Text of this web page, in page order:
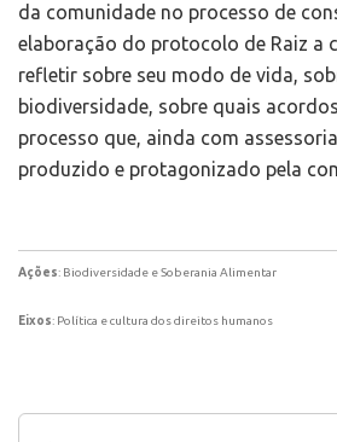
da comunidade no processo de
elaboração do protocolo de Raiz a
refletir sobre seu modo de vida,
biodiversidade, sobre quais
processo que, ainda com
produzido e protagonizado pela
Ações: Biodiversidade e Soberania Alimentar
Eixos: Política e cultura dos direitos humanos